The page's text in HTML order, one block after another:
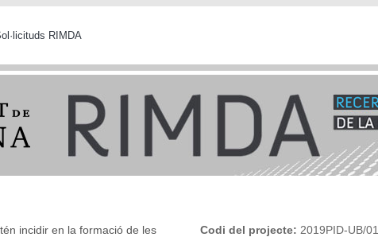
RIMDA
incidir en la formació de les
Codi del projecte: 2019PID-UB/